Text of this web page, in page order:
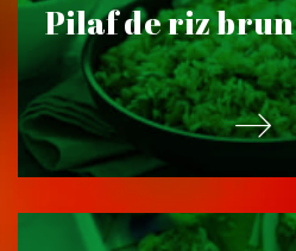
Pilaf de riz brun